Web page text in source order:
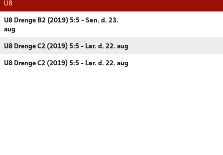
U8
U8 Drenge B2 (2019) 5:5 - Søn. d. 23.
aug
U8 Drenge C2 (2019) 5:5 - Lør. d. 22. aug
U8 Drenge C2 (2019) 5:5 - Lør. d. 22. aug